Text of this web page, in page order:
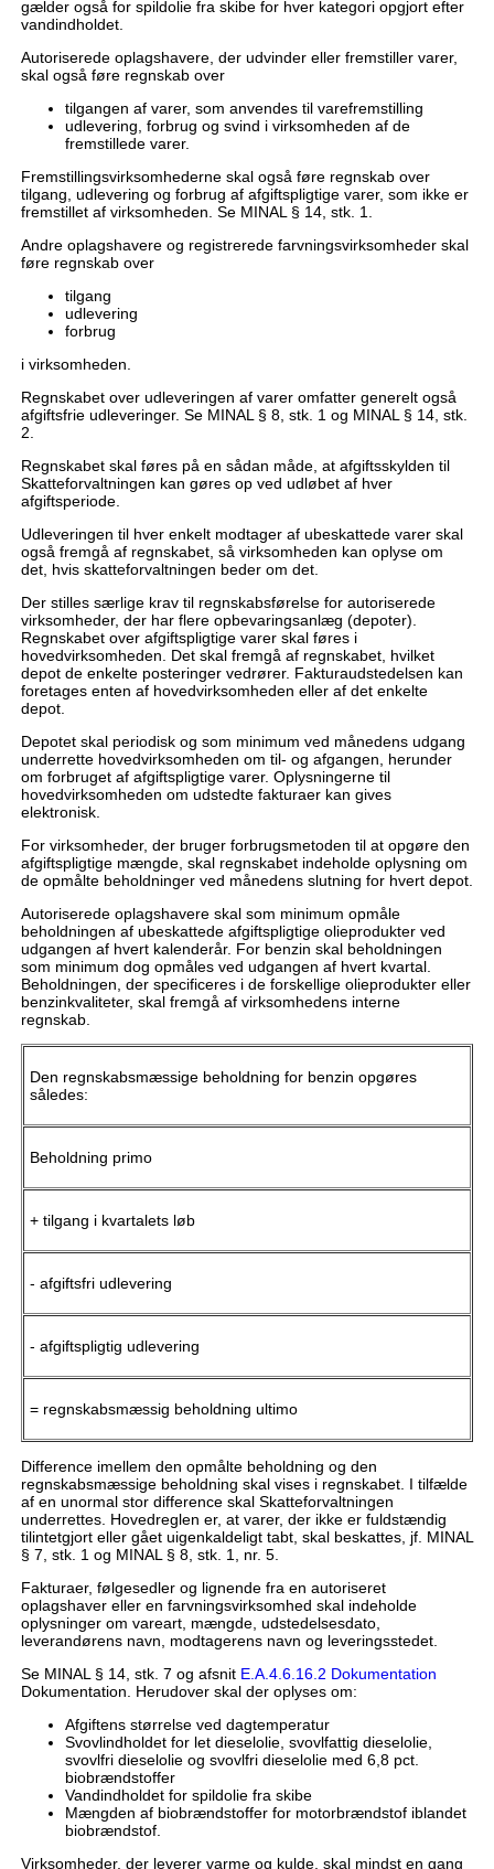
gælder også for spildolie fra skibe for hver kategori opgjort efter
vandindholdet.
Autoriserede oplagshavere, der udvinder eller fremstiller varer,
skal også føre regnskab over
tilgangen af varer, som anvendes til varefremstilling
udlevering, forbrug og svind i virksomheden af de
fremstillede varer.
Fremstillingsvirksomhederne skal også føre regnskab over
tilgang, udlevering og forbrug af afgiftspligtige varer, som ikke er
fremstillet af virksomheden. Se MINAL § 14, stk. 1.
Andre oplagshavere og registrerede farvningsvirksomheder skal
føre regnskab over
tilgang
udlevering
forbrug
i virksomheden.
Regnskabet over udleveringen af varer omfatter generelt også
afgiftsfrie udleveringer. Se MINAL § 8, stk. 1 og MINAL § 14, stk.
2.
Regnskabet skal føres på en sådan måde, at afgiftsskylden til
Skatteforvaltningen kan gøres op ved udløbet af hver
afgiftsperiode.
Udleveringen til hver enkelt modtager af ubeskattede varer skal
også fremgå af regnskabet, så virksomheden kan oplyse om
det, hvis skatteforvaltningen beder om det.
Der stilles særlige krav til regnskabsførelse for autoriserede
virksomheder, der har flere opbevaringsanlæg (depoter).
Regnskabet over afgiftspligtige varer skal føres i
hovedvirksomheden. Det skal fremgå af regnskabet, hvilket
depot de enkelte posteringer vedrører. Fakturaudstedelsen kan
foretages enten af hovedvirksomheden eller af det enkelte
depot.
Depotet skal periodisk og som minimum ved månedens udgang
underrette hovedvirksomheden om til- og afgangen, herunder
om forbruget af afgiftspligtige varer. Oplysningerne til
hovedvirksomheden om udstedte fakturaer kan gives
elektronisk.
For virksomheder, der bruger forbrugsmetoden til at opgøre den
afgiftspligtige mængde, skal regnskabet indeholde oplysning om
de opmålte beholdninger ved månedens slutning for hvert depot.
Autoriserede oplagshavere skal som minimum opmåle
beholdningen af ubeskattede afgiftspligtige olieprodukter ved
udgangen af hvert kalenderår. For benzin skal beholdningen
som minimum dog opmåles ved udgangen af hvert kvartal.
Beholdningen, der specificeres i de forskellige olieprodukter eller
benzinkvaliteter, skal fremgå af virksomhedens interne
regnskab.
Den regnskabsmæssige beholdning for benzin opgøres
således:
Beholdning primo
+ tilgang i kvartalets løb
- afgiftsfri udlevering
- afgiftspligtig udlevering
= regnskabsmæssig beholdning ultimo
Difference imellem den opmålte beholdning og den
regnskabsmæssige beholdning skal vises i regnskabet. I tilfælde
af en unormal stor difference skal Skatteforvaltningen
underrettes. Hovedreglen er, at varer, der ikke er fuldstændig
tilintetgjort eller gået uigenkaldeligt tabt, skal beskattes, jf. MINAL
§ 7, stk. 1 og MINAL § 8, stk. 1, nr. 5.
Fakturaer, følgesedler og lignende fra en autoriseret
oplagshaver eller en farvningsvirksomhed skal indeholde
oplysninger om vareart, mængde, udstedelsesdato,
leverandørens navn, modtagerens navn og leveringsstedet.
Se MINAL § 14, stk. 7 og afsnit E.A.4.6.16.2 Dokumentation
Dokumentation. Herudover skal der oplyses om:
Afgiftens størrelse ved dagtemperatur
Svovlindholdet for let dieselolie, svovlfattig dieselolie,
svovlfri dieselolie og svovlfri dieselolie med 6,8 pct.
biobrændstoffer
Vandindholdet for spildolie fra skibe
Mængden af biobrændstoffer for motorbrændstof iblandet
biobrændstof.
Virksomheder, der leverer varme og kulde, skal mindst en gang